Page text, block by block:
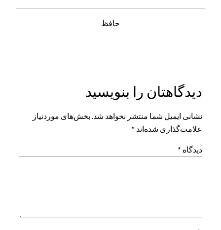
حافظ
دیدگاهتان را بنویسید
نشانی ایمیل شما منتشر نخواهد شد. بخش‌های موردنیاز
علامت‌گذاری شده‌اند *
دیدگاه *